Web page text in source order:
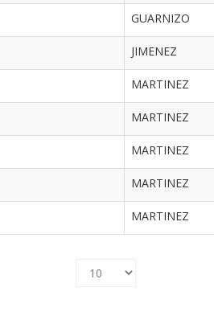
GUARNIZO
JIMENEZ
MARTINEZ
MARTINEZ
MARTINEZ
MARTINEZ
MARTINEZ